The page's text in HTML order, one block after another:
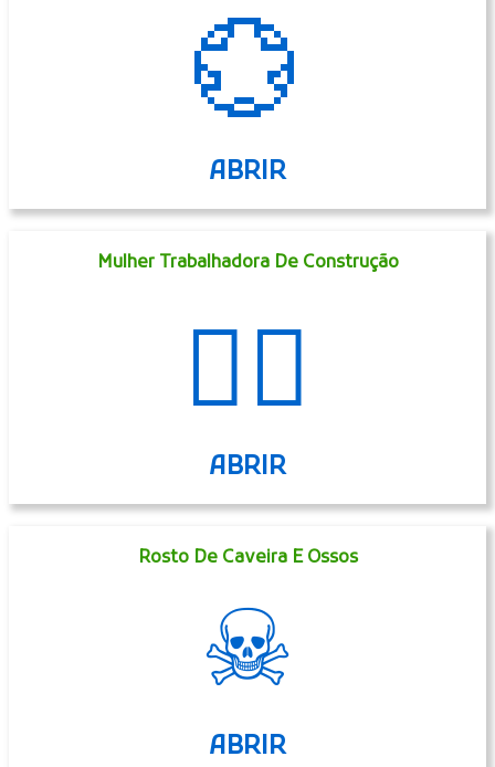
💮
ABRIR
Mulher Trabalhadora De Construção
👷‍♀️
ABRIR
Rosto De Caveira E Ossos
☠
ABRIR